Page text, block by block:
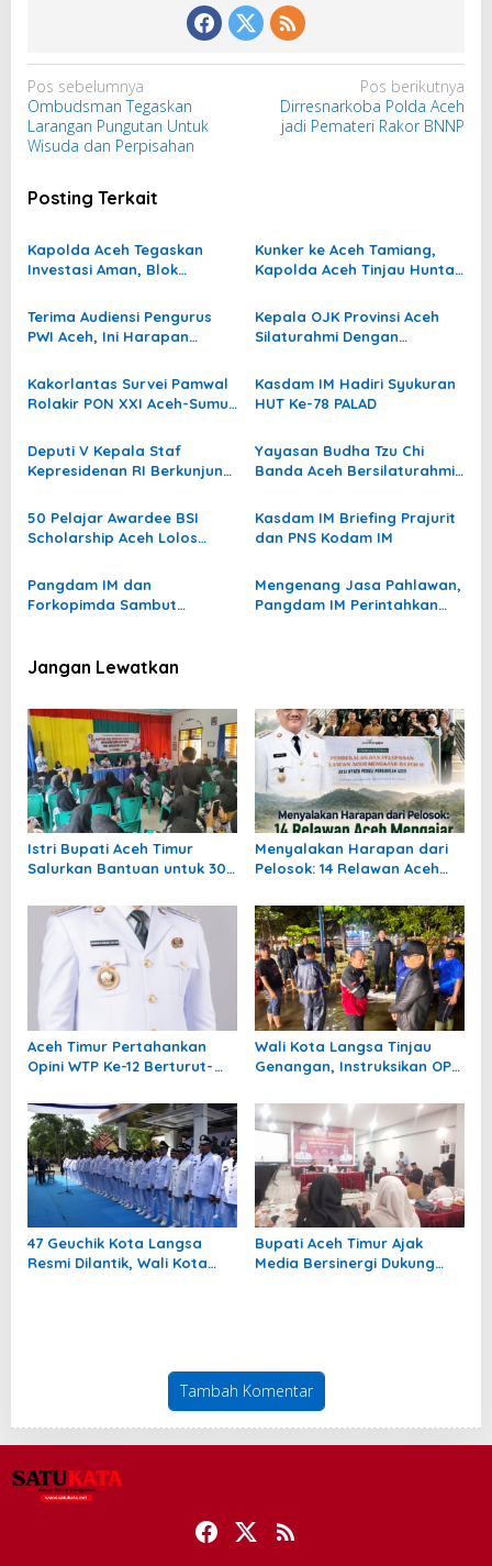
N
a
v
g
s
i
p
o
Pos sebelumnya
Ombudsman Tegaskan
Larangan Pungutan Untuk
Wisuda dan Perpisahan
Pos berikutnya
Dirresnarkoba Polda Aceh
jadi Pemateri Rakor BNNP
Posting Terkait
Kapolda Aceh Tegaskan
Investasi Aman, Blok
Baru Kebangkitan Ekonomi
Aceh
Kunker ke Aceh Tamiang,
Kapolda Aceh Tinjau Huntap
Pelayanan untuk
Masyarakat
Terima Audiensi Pengurus
PWI Aceh, Ini Harapan
Kepala OJK Provinsi Aceh
Silaturahmi Dengan
Kakorlantas Survei Pamwal
Rolakir PON XXI Aceh-Sumut
Kasdam IM Hadiri Syukuran
HUT Ke-78 PALAD
Deputi V Kepala Staf
Kepresidenan RI Berkunjung
Yayasan Budha Tzu Chi
Banda Aceh Bersilaturahmi
50 Pelajar Awardee BSI
Scholarship Aceh Lolos
Kasdam IM Briefing Prajurit
dan PNS Kodam IM
Pangdam IM dan
Forkopimda Sambut
Mengenang Jasa Pahlawan,
Pangdam IM Perintahkan
Jangan Lewatkan
Istri Bupati Aceh Timur
Salurkan Bantuan untuk 309
Peureulak
Menyalakan Harapan dari
Pelosok: 14 Relawan Aceh
Pedalaman Aceh Tamiang
Aceh Timur Pertahankan
Opini WTP Ke-12 Berturut-
Wali Kota Langsa Tinjau
Genangan, Instruksikan OPD
47 Geuchik Kota Langsa
Resmi Dilantik, Wali Kota
Bupati Aceh Timur Ajak
Media Bersinergi Dukung
Tambah Komentar